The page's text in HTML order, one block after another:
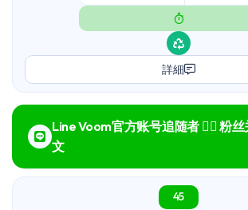
詳細
Line Voom官方账号追随者 🙋‍♂️ 粉
文
45